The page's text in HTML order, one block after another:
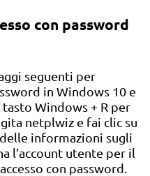
con password
seguenti per
in Windows 10 e
Windows + R per
netplwiz e fai clic su
informazioni sugli
l’account utente per il
con password.